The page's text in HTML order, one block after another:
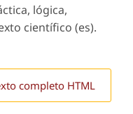
lógica,
científico (es).
completo HTML